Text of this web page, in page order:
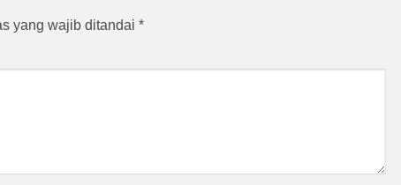
yang wajib ditandai *